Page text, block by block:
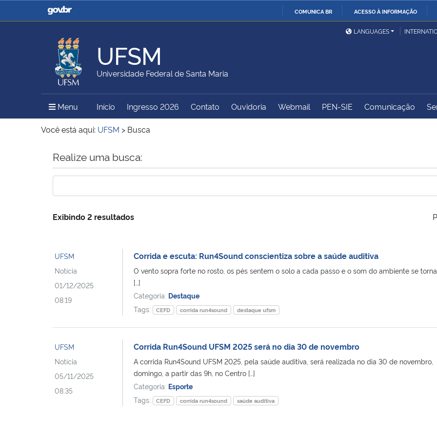
COMUNICA BR ACESSO À INFORMAÇÃO
Casa Civil
Ministério da Justiça e
Ministério da Defesa
Ministério das Relações
Exteriores
Ministério da Agricultura,
Pecuária e Abastecimento
Ministério da Educação
Ministério do Meio Ambiente Ministério do Turismo
Ministério do
Controladoria-Geral da
LANGUAGES
UFSM
Universidade Federal de Santa Maria
Menu Menu Principal do Sítio
Início Ingresso 2026 Contato Ouvidoria Webmail PEN-SIE Comunicação
Você está aqui: UFSM > Busca
Início do conteúdo
Realize uma busca:
Exibindo 2 resultados
UFSM
Notícia
01/12/2025
08:19
Corrida e escuta: Run4Sound conscientiza sobre a saúde auditiva
O vento sopra forte no rosto, os pés sentem o solo a cada passo e o som do ambiente se
[…]
Categoria: Destaque
Tags:
CEFD corrida run4sound destaque ufsm
UFSM
Notícia
05/11/2025
08:35
Corrida Run4Sound UFSM 2025 será no dia 30 de novembro
A corrida Run4Sound UFSM 2025, pela saúde auditiva, será realizada no dia 30 de novembro,
domingo, a partir das 9h, no Centro […]
Categoria: Esporte
Tags:
CEFD corrida run4sound saúde auditiva